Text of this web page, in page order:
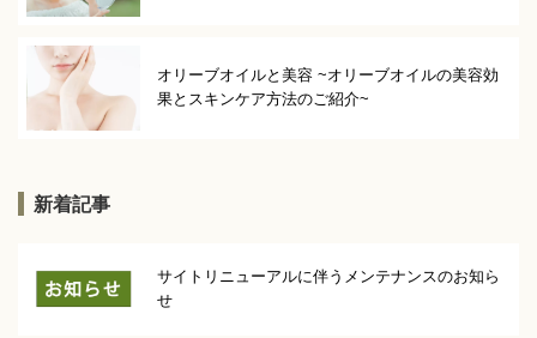
オリーブオイルと美容 ~オリーブオイルの美容効
果とスキンケア方法のご紹介~
新着記事
サイトリニューアルに伴うメンテナンスのお知ら
せ